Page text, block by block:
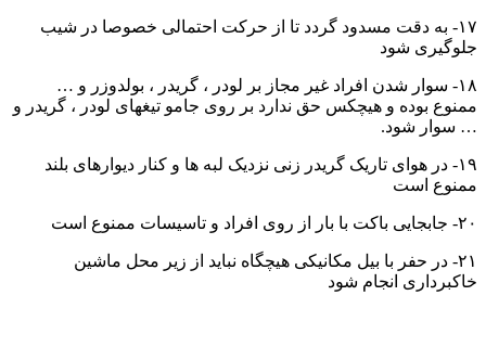
۱۷- به دقت مسدود گردد تا از حرکت احتمالی خصوصا در شیب
جلوگیری شود
۱۸- سوار شدن افراد غیر مجاز بر لودر ، گریدر ، بولدوزر و …
ممنوع بوده و هیچکس حق ندارد بر روی جامو تیغهای لودر ، گریدر و
… سوار شود.
۱۹- در هوای تاریک گریدر زنی نزدیک لبه ها و کنار دیوارهای بلند
ممنوع است
۲۰- جابجایی باکت با بار از روی افراد و تاسیسات ممنوع است
۲۱- در حفر با بیل مکانیکی هیچگاه نباید از زیر محل ماشین
خاکبرداری انجام شود